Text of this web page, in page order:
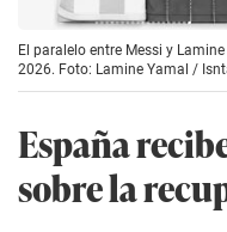
El paralelo entre Messi y
2026. Foto: Lamine Yamal /
España
sobre la